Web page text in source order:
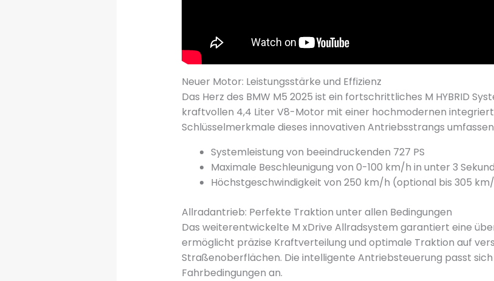
Neuer Motor: Leistungsstärke und Effizienz
Das Herz des BMW M5 2025 ist ein fortschrittliches M HYBRID
kraftvollen 4,4 Liter V8-Motor mit einer hochmodernen
Schlüsselmerkmale dieses innovativen Antriebsstrangs
Systemleistung von beeindruckenden 727 PS
Maximale Beschleunigung von 0-100 km/h in unter 3
Höchstgeschwindigkeit von 250 km/h (optional bis 305
Allradantrieb: Perfekte Traktion unter allen Bedingungen
Das weiterentwickelte M xDrive Allradsystem garantiert eine
ermöglicht präzise Kraftverteilung und optimale Traktion auf
Straßenoberflächen. Die intelligente Antriebsteuerung passt
Fahrbedingungen an.